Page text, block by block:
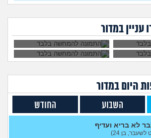
עצות
שלא
יחסים?
4
עצות
הייתי
(רווקה, בת 28)
6
(אנונימי,
3
עצות
ואני לא
לזוגיות
7
במדור
האם להתגרש בשביל
ריגוש?
הוא התאהב בבחורה
היוםבמדור
השבוע החודש
לא בריא ועדיף
בן 24)